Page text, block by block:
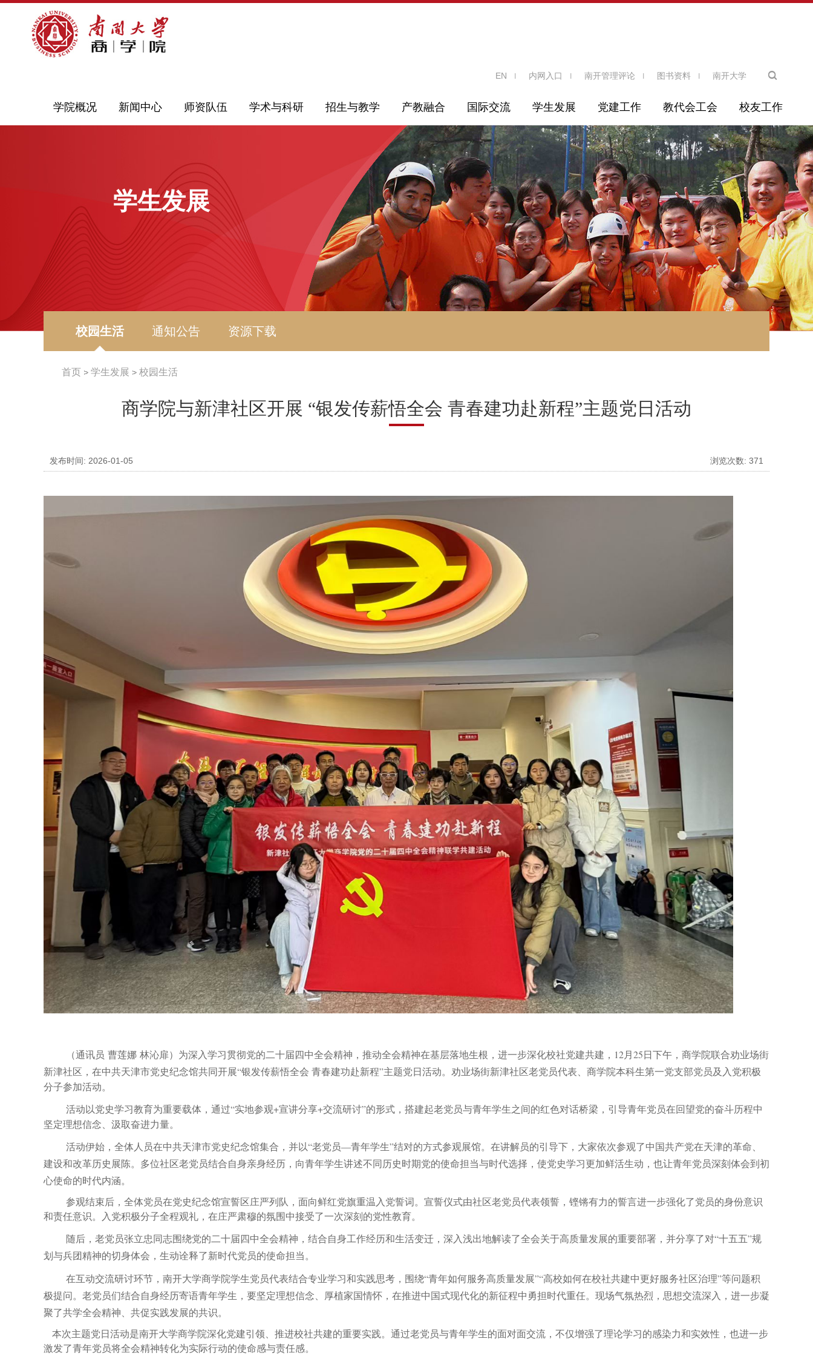
EN 内网入口 南开管理评论 图书资料 南开大学
学院概况 新闻中心 师资队伍 学术与科研 招生与教学 产教融合 国际交流 学生发展 党建工作 教代会工会 校友工作
学生发展
校园生活 通知公告 资源下载
首页 学生发展 校园生活
商学院与新津社区开展 “银发传薪悟全会 青春建功赴新程”主题党日活动
发布时间: 2026-01-05 浏览次数: 371
（通讯员 曹莲娜 林沁扉） 为深入学习贯彻党的二十届四中全会精神，推动全会精神在基层落地生根，进一步深化校社党建共建， 12月25日下午 ，商学院联合劝业场街
新津社区，在中共天津市党史纪念馆共同开展“银发传薪悟全会 青春建功赴新程”主题党日活动。劝业场街新津社区老党员代表、商学院本科生第一党支部党员及入党积极
分子参加活动。
活动以党史学习教育为重要载体，通过“实地参观+宣讲分享+交流研讨”的形式，搭建起老党员与青年学生之间的红色对话桥梁，引导青年党员在回望党的奋斗历程中
坚定理想信念、汲取奋进力量。
活动伊始，全体人员在中共天津市党史纪念馆集合，并以“老党员—青年学生”结对的方式参观展馆。在讲解员的引导下，大家依次参观了中国共产党在天津的革命、
建设和改革历史展陈。多位社区老党员结合自身亲身经历，向青年学生讲述不同历史时期党的使命担当与时代选择，使党史学习更加鲜活生动，也让青年党员深刻体会到初
心使命的时代内涵。
参观结束后，全体党员在党史纪念馆宣誓区庄严列队，面向鲜红党旗重温入党誓词。宣誓仪式由社区老党员代表领誓，铿锵有力的誓言进一步强化了党员的身份意识
和责任意识。入党积极分子全程观礼，在庄严肃穆的氛围中接受了一次深刻的党性教育。
随后， 老党员张立忠同志围绕党的二十届四中全会精神，结合自身工作经历和生活变迁，深入浅出地解读了全会关于高质量发展的重要部署，并分享了对“十五五”规
划与兵团精神的切身体会，生动诠释了新时代党员的使命担当。
在互动交流研讨环节，南开大学商学院学生党员代表结合专业学习和实践思考，围绕“青年如何服务高质量发展”“高校如何在校社共建中更好服务社区治理”等问题积
极提问。老党员们结合自身经历寄语青年学生，要坚定理想信念、厚植家国情怀，在推进中国式现代化的新征程中勇担时代重任。现场气氛热烈，思想交流深入，进一步凝
聚了共学全会精神、共促实践发展的共识。
本次主题党日活动是南开大学商学院深化党建引领、推进校社共建的重要实践。通过老党员与青年学生的面对面交流，不仅增强了理论学习的感染力和实效性，也进一步
激发了青年党员将全会精神转化为实际行动的使命感与责任感。